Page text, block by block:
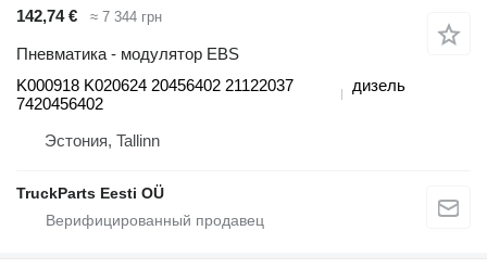
142,74 € ≈ 7 344 грн
Пневматика - модулятор EBS
K000918 K020624 20456402 21122037
7420456402
дизель
Эстония, Tallinn
TruckParts Eesti OÜ